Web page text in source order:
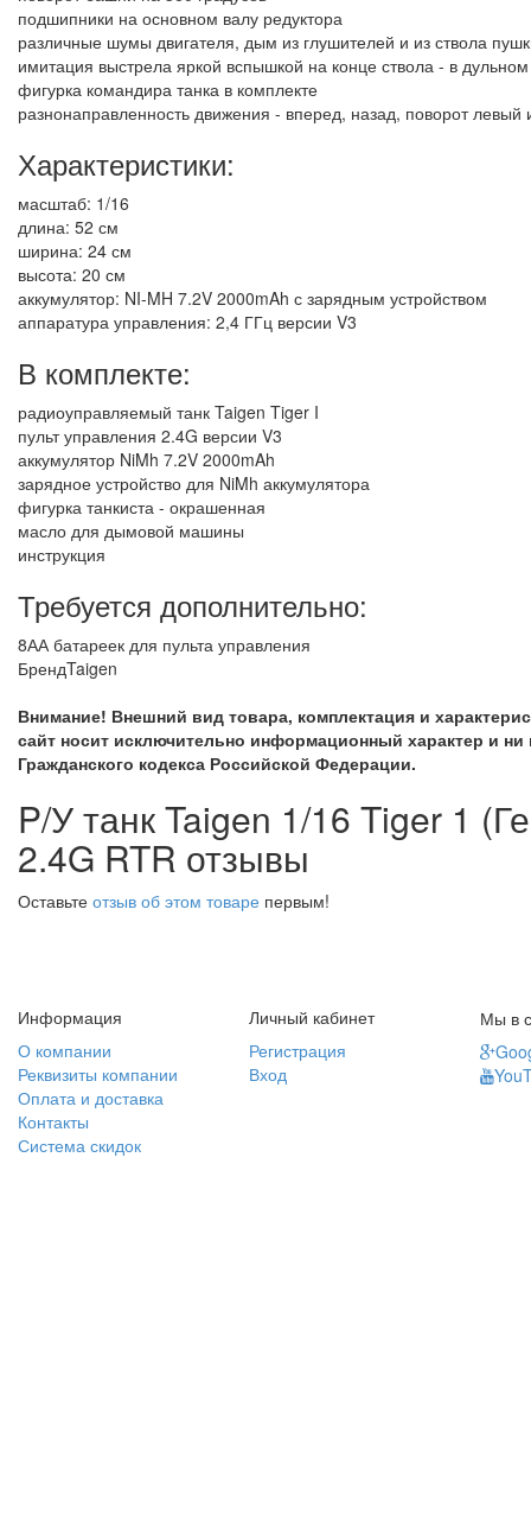
подшипники на основном валу редуктора
различные шумы двигателя, дым из глушителей и из ствола
имитация выстрела яркой вспышкой на конце ствола - в
фигурка командира танка в комплекте
разнонаправленность движения - вперед, назад, поворот левый
Характеристики:
масштаб: 1/16
длина: 52 см
ширина: 24 см
высота: 20 см
аккумулятор: NI-MH 7.2V 2000mAh с зарядным устройством
аппаратура управления: 2,4 ГГц версии V3
В комплекте:
радиоуправляемый танк Taigen Tiger I
пульт управления 2.4G версии V3
аккумулятор NiMh 7.2V 2000mAh
зарядное устройство для NiMh аккумулятора
фигурка танкиста - окрашенная
масло для дымовой машины
инструкция
Требуется дополнительно:
8АА батареек для пульта управления
БрендTaigen
Внимание! Внешний вид товара, комплектация и
сайт носит исключительно информационный характер и
Гражданского кодекса Российской Федерации.
P/У танк Taigen 1/16 Tiger 1
2.4G RTR отзывы
Оставьте отзыв об этом товаре первым!
Информация
О компании
Реквизиты компании
Оплата и доставка
Контакты
Система скидок
Личный кабинет
Регистрация
Вход
Мы в